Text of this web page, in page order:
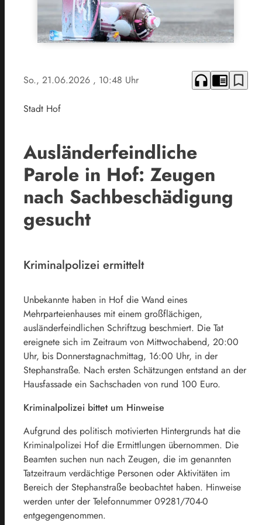
So., 21.06.2026 , 10:48 Uhr headphones chrome_reader_mode bookmark_border
Stadt Hof
Ausländerfeindliche
Parole in Hof: Zeugen
nach Sachbeschädigung
gesucht
Kriminalpolizei ermittelt
Unbekannte haben in Hof die Wand eines
Mehrparteienhauses mit einem großflächigen,
ausländerfeindlichen Schriftzug beschmiert. Die Tat
ereignete sich im Zeitraum von Mittwochabend, 20:00
Uhr, bis Donnerstagnachmittag, 16:00 Uhr, in der
Stephanstraße. Nach ersten Schätzungen entstand an der
Hausfassade ein Sachschaden von rund 100 Euro.
Kriminalpolizei bittet um Hinweise
Aufgrund des politisch motivierten Hintergrunds hat die
Kriminalpolizei Hof die Ermittlungen übernommen. Die
Beamten suchen nun nach Zeugen, die im genannten
Tatzeitraum verdächtige Personen oder Aktivitäten im
Bereich der Stephanstraße beobachtet haben. Hinweise
werden unter der Telefonnummer 09281/704-0
entgegengenommen.